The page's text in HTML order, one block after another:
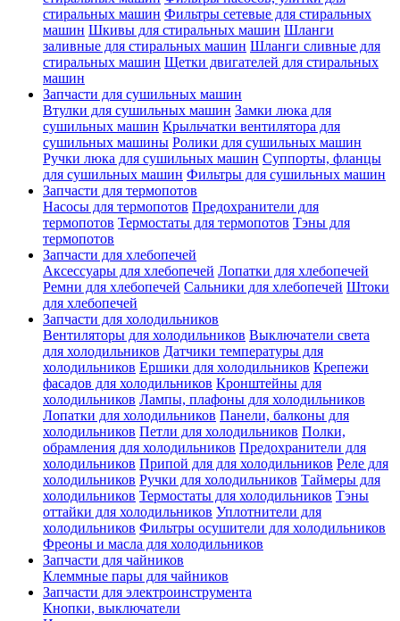
стиральных машин Фильтры сетевые для стиральных
машин Шкивы для стиральных машин Шланги
заливные для стиральных машин Шланги сливные для
стиральных машин Щетки двигателей для стиральных
машин
Запчасти для сушильных машин
Втулки для сушильных машин Замки люка для
сушильных машин Крыльчатки вентилятора для
сушильных машины Ролики для сушильных машин
Ручки люка для сушильных машин Суппорты, фланцы
для сушильных машин Фильтры для сушильных машин
Запчасти для термопотов
Насосы для термопотов Предохранители для
термопотов Термостаты для термопотов Тэны для
термопотов
Запчасти для хлебопечей
Аксессуары для хлебопечей Лопатки для хлебопечей
Ремни для хлебопечей Сальники для хлебопечей Штоки
для хлебопечей
Запчасти для холодильников
Вентиляторы для холодильников Выключатели света
для холодильников Датчики температуры для
холодильников Ершики для холодильников Крепежи
фасадов для холодильников Кронштейны для
холодильников Лампы, плафоны для холодильников
Лопатки для холодильников Панели, балконы для
холодильников Петли для холодильников Полки,
обрамления для холодильников Предохранители для
холодильников Припой для для холодильников Реле для
холодильников Ручки для холодильников Таймеры для
холодильников Термостаты для холодильников Тэны
оттайки для холодильников Уплотнители для
холодильников Фильтры осушители для холодильников
Фреоны и масла для холодильников
Запчасти для чайников
Клеммные пары для чайников
Запчасти для электроинструмента
Кнопки, выключатели